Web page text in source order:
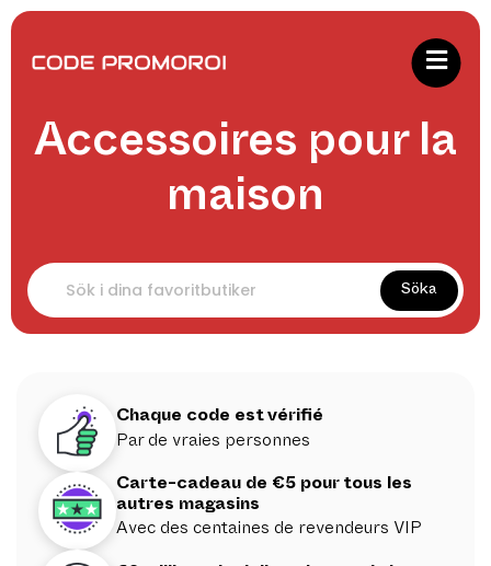
Accessoires pour la
maison
Söka
Chaque code est vérifié
Par de vraies personnes
Carte-cadeau de €5 pour tous les
autres magasins
Avec des centaines de revendeurs VIP